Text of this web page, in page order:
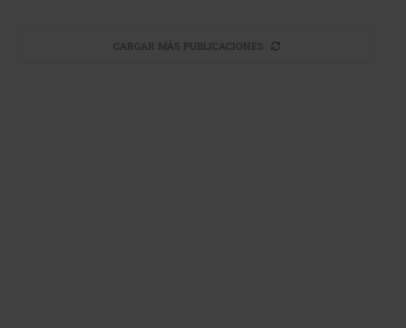
CARGAR MÁS PUBLICACIONES